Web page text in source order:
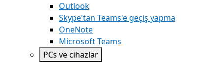
Outlook
Skype'tan Teams'e geçiş yapma
OneNote
Microsoft Teams
PCs ve cihazlar